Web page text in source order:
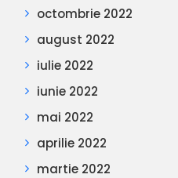
octombrie 2022
august 2022
iulie 2022
iunie 2022
mai 2022
aprilie 2022
martie 2022